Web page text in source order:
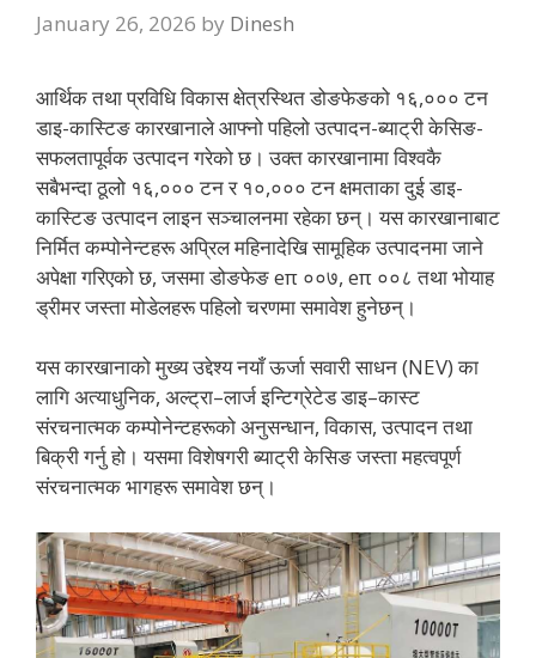
January 26, 2026 by Dinesh
आर्थिक तथा प्रविधि विकास क्षेत्रस्थित डोङफेङको १६,००० टन
डाइ-कास्टिङ कारखानाले आफ्नो पहिलो उत्पादन-ब्याट्री केसिङ-
सफलतापूर्वक उत्पादन गरेको छ। उक्त कारखानामा विश्वकै
सबैभन्दा ठूलो १६,००० टन र १०,००० टन क्षमताका दुई डाइ-
कास्टिङ उत्पादन लाइन सञ्चालनमा रहेका छन्। यस कारखानाबाट
निर्मित कम्पोनेन्टहरू अप्रिल महिनादेखि सामूहिक उत्पादनमा जाने
अपेक्षा गरिएको छ, जसमा डोङफेङ eπ ००७, eπ ००८ तथा भोयाह
ड्रीमर जस्ता मोडेलहरू पहिलो चरणमा समावेश हुनेछन्।
यस कारखानाको मुख्य उद्देश्य नयाँ ऊर्जा सवारी साधन (NEV) का
लागि अत्याधुनिक, अल्ट्रा–लार्ज इन्टिग्रेटेड डाइ–कास्ट
संरचनात्मक कम्पोनेन्टहरूको अनुसन्धान, विकास, उत्पादन तथा
बिक्री गर्नु हो। यसमा विशेषगरी ब्याट्री केसिङ जस्ता महत्वपूर्ण
संरचनात्मक भागहरू समावेश छन्।